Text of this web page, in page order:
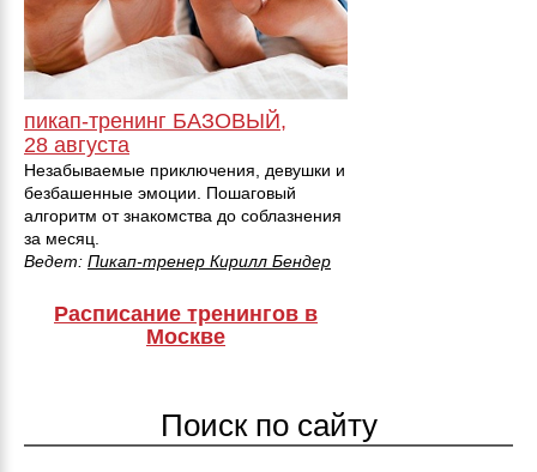
пикап-тренинг БАЗОВЫЙ,
28 августа
Незабываемые приключения, девушки и
безбашенные эмоции. Пошаговый
алгоритм от знакомства до соблазнения
за месяц.
Ведет: Пикап-тренер Кирилл Бендер
Расписание тренингов в
Москве
Поиск по сайту